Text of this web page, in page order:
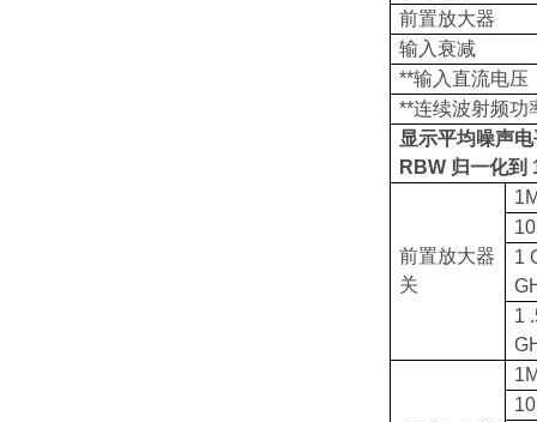
前置放大器
输入衰减
**输入直流电压
**连续波射频功
显示平均噪声
RBW 归一化到
前置放大器
关
1
1